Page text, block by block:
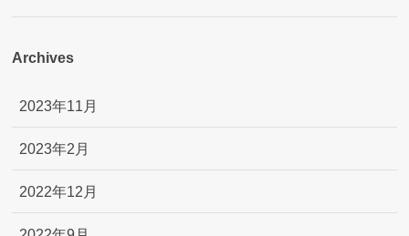
Archives
2023年11月
2023年2月
2022年12月